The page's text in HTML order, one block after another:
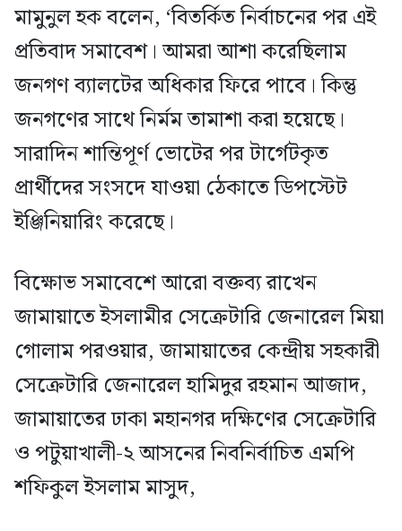
মামুনুল হক বলেন, ‘বিতর্কিত নির্বাচনের পর এই
প্রতিবাদ সমাবেশ। আমরা আশা করেছিলাম
জনগণ ব্যালটের অধিকার ফিরে পাবে। কিন্তু
জনগণের সাথে নির্মম তামাশা করা হয়েছে।
সারাদিন শান্তিপূর্ণ ভোটের পর টার্গেটকৃত
প্রার্থীদের সংসদে যাওয়া ঠেকাতে ডিপস্টেট
ইঞ্জিনিয়ারিং করেছে।
বিক্ষোভ সমাবেশে আরো বক্তব্য রাখেন
জামায়াতে ইসলামীর সেক্রেটারি জেনারেল মিয়া
গোলাম পরওয়ার, জামায়াতের কেন্দ্রীয় সহকারী
সেক্রেটারি জেনারেল হামিদুর রহমান আজাদ,
জামায়াতের ঢাকা মহানগর দক্ষিণের সেক্রেটারি
ও পটুয়াখালী-২ আসনের নিবনির্বাচিত এমপি
শফিকুল ইসলাম মাসুদ,